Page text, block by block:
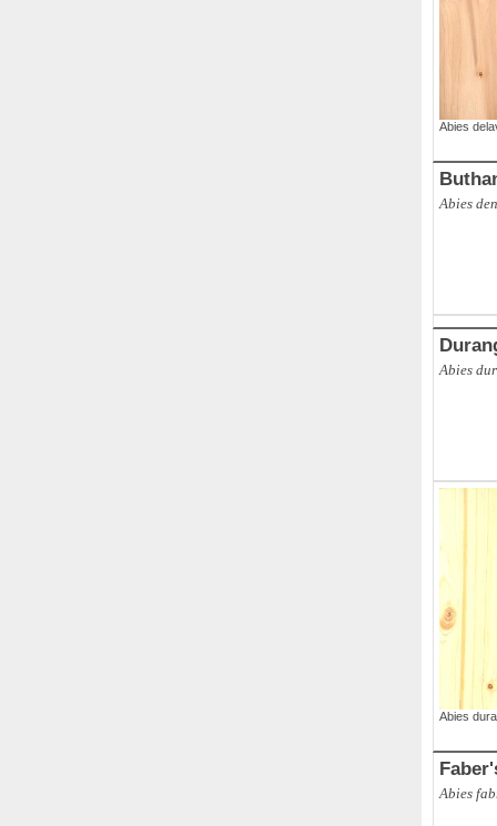
Abies
Abies
Abies
Abies
Abies